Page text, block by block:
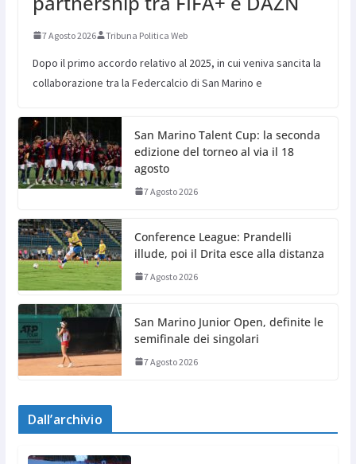
7 Agosto 2026 Tribuna Politica Web
Dopo il primo accordo relativo al 2025, in cui veniva sancita la
collaborazione tra la Federcalcio di San Marino e
San Marino Talent Cup: la seconda
edizione del torneo al via il 18
agosto
7 Agosto 2026
Conference League: Prandelli
illude, poi il Drita esce alla distanza
7 Agosto 2026
San Marino Junior Open, definite le
semifinale dei singolari
7 Agosto 2026
Dall’archivio